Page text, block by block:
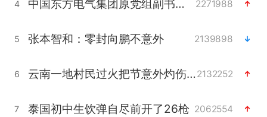
4 中国东方电气集团原党组副书记、董事宋致远被查 2271988
5 张本智和：零封向鹏不意外 2139898
6 云南一地村民过火把节意外灼伤16人2132252
7 泰国初中生饮弹自尽前开了26枪 2062554